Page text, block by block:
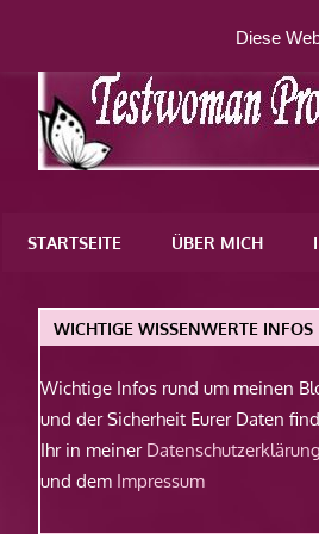
springen
WordPress-
STARTSEITE ÜBER MICH
WICHTIGE WISSENWERTE INFOS
Wichtige Infos rund um meinen
und der Sicherheit Eurer Daten
Ihr in meiner Datenschutzerklärung
und dem Impressum
Diese